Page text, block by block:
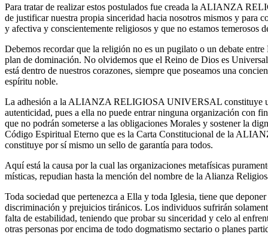
Para tratar de realizar estos postulados fue creada la ALIANZA
de justificar nuestra propia sinceridad hacia nosotros mismos y para
y afectiva y conscientemente religiosos y que no estamos temerosos
Debemos recordar que la religión no es un pugilato o un debate
plan de dominación. No olvidemos que el Reino de Dios es
está dentro de nuestros corazones, siempre que poseamos una
espíritu noble.
La adhesión a la ALIANZA RELIGIOSA UNIVERSAL constituye
autenticidad, pues a ella no puede entrar ninguna organización con
que no podrán someterse a las obligaciones Morales y sostener la
Código Espiritual Eterno que es la Carta Constitucional de la
constituye por sí mismo un sello de garantía para todos.
Aquí está la causa por la cual las organizaciones metafísicas
místicas, repudian hasta la mención del nombre de la Alianza
Toda sociedad que pertenezca a Ella y toda Iglesia, tiene que
discriminación y prejuicios tiránicos. Los individuos sufrirán
falta de estabilidad, teniendo que probar su sinceridad y celo al
otras personas por encima de todo dogmatismo sectario o planes